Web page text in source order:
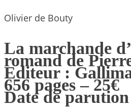
Olivier de Bouty
La marchande
romand de
Editeur :
656 pages – 25€
Date de